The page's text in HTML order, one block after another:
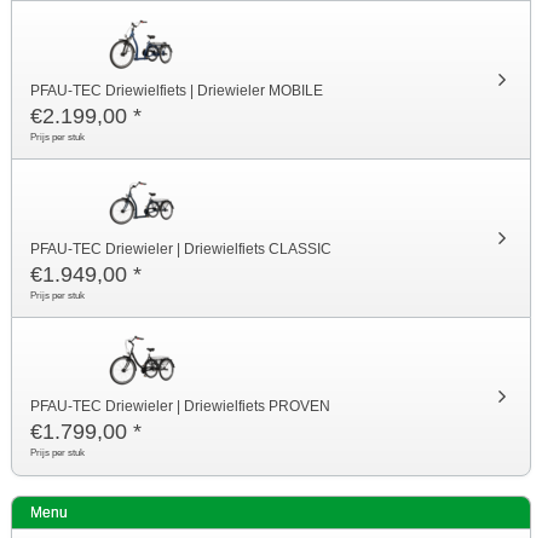
PFAU-TEC Driewielfiets | Driewieler MOBILE
€2.199,00 *
Prijs per stuk
PFAU-TEC Driewieler | Driewielfiets CLASSIC
€1.949,00 *
Prijs per stuk
PFAU-TEC Driewieler | Driewielfiets PROVEN
€1.799,00 *
Prijs per stuk
Menu